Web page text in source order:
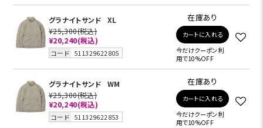
グラナイトサンド
XL
¥25,300(税込)
¥20,240(税込)
コード 511329622805
在庫あり
カートに入れる
今だけクーポン利
用で10%OFF
グラナイトサンド
WM
¥25,300(税込)
¥20,240(税込)
コード 511329622853
在庫あり
カートに入れる
今だけクーポン利
用で10%OFF